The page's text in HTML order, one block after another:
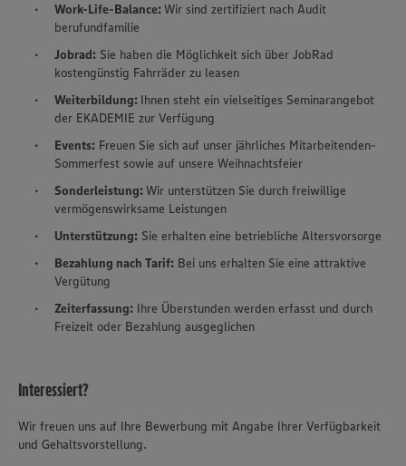
Wir setzen Cookies und andere Technologien ein, um Ihnen
ermöglichen. Wir verwenden Ihre Daten, um unsere
Website zu personalisieren und Ihnen möglichst relevante
Inhalte anzubieten. Ihre Einwilligung in die Nutzung von
Work-Life-Balance:Wir sind zertifiziert nach Audit
berufundfamilie
Jobrad: Sie haben die Möglichkeit sich über JobRad
kostengünstig Fahrräder zu leasen
Weiterbildung: Ihnen steht ein vielseitiges Seminarangebot
der EKADEMIE zur Verfügung
Events: Freuen Sie sich auf unser jährliches Mitarbeitenden-
Sommerfest sowie auf unsere Weihnachtsfeier
Sonderleistung:Wir unterstützen Sie durch freiwillige
vermögenswirksame Leistungen
Unterstützung: Sie erhalten eine betriebliche Altersvorsorge
Bezahlung nach Tarif: Bei uns erhalten Sie eine attraktive
Vergütung
Zeiterfassung: Ihre Überstunden werden erfasst und durch
Freizeit oder Bezahlung ausgeglichen
Interessiert?
Wir freuen uns auf Ihre Bewerbung mit Angabe Ihrer Verfügbarkeit
und Gehaltsvorstellung.